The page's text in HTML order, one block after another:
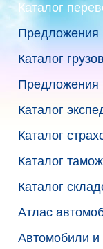
Каталог
Предложения
Каталог
Предложения
Каталог
Каталог
Каталог
Каталог
Атлас
Автомобили